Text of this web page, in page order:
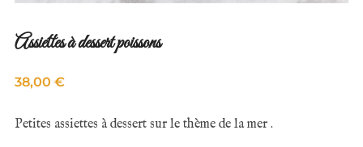
Assiettes à dessert poissons
38,00 €
Petites assiettes à dessert sur le thème de la mer .